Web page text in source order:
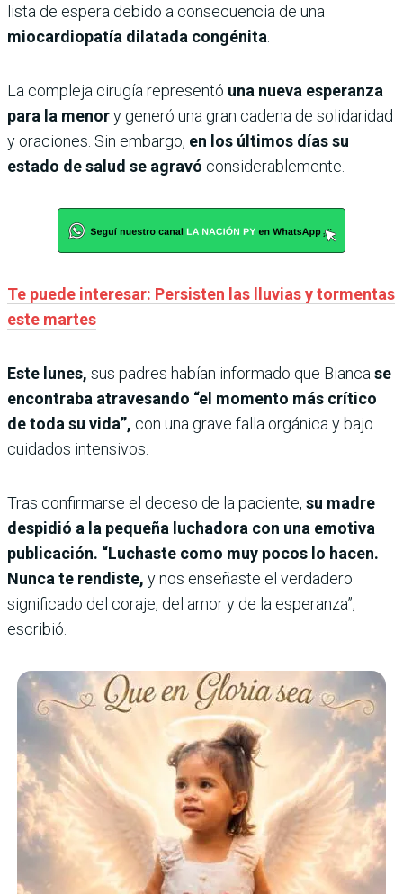
lista de espera debido a consecuencia de una
miocardiopatía dilatada congénita
La compleja cirugía representó una nueva esperanza
para la menory generó una gran cadena de solidaridad
y oraciones. Sin embargo, en los últimos días su
estado de salud se agravó considerablemente.
Te puede interesar: Persisten las lluvias y tormentas
este martes
Este lunes, sus padres habían informado que Bianca se
encontraba atravesando “el momento más crítico
de toda su vida”, con una grave falla orgánica y bajo
cuidados intensivos.
Tras confirmarse el deceso de la paciente, su madre
despidió a la pequeña luchadora con una emotiva
publicación. “Luchaste como muy pocos lo hacen.
Nunca te rendiste, y nos enseñaste el verdadero
significado del coraje, del amor y de la esperanza”,
escribió.